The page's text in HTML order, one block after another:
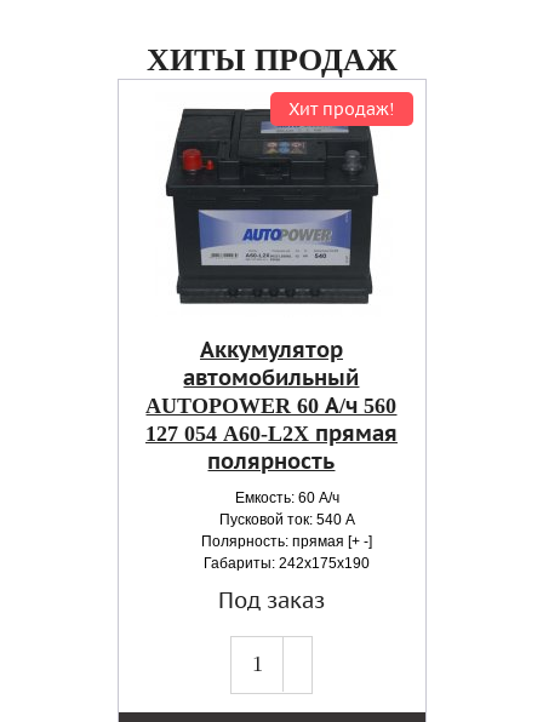
ХИТЫ ПРОДАЖ
Хит продаж!
Аккумулятор
автомобильный
AUTOPOWER 60 А/ч 560
127 054 A60-L2X прямая
полярность
Емкость: 60 А/ч
Пусковой ток: 540 А
Полярность: прямая [+ -]
Габариты: 242x175x190
Под заказ